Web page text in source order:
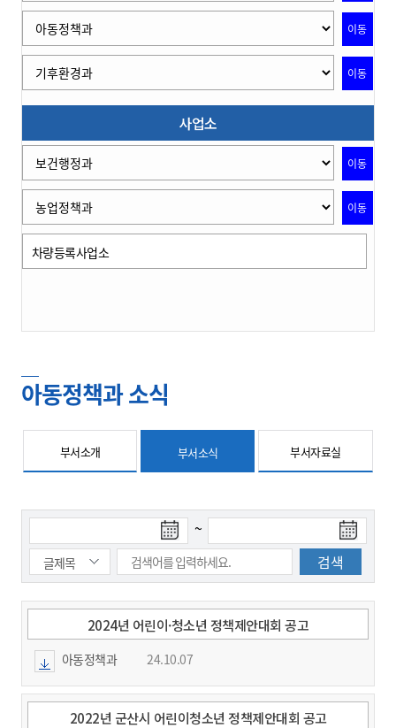
이동
이동
사업소
이동
이동
차량등록사업소
아동정책과 소식
부서소개 부서소식 부서자료실
색
시
일
~
색
종
일
2024년 어린이·청소년 정책제안대회 공고
아동정책과 24.10.07
2022년 군산시 어린이청소년 정책제안대회 공고